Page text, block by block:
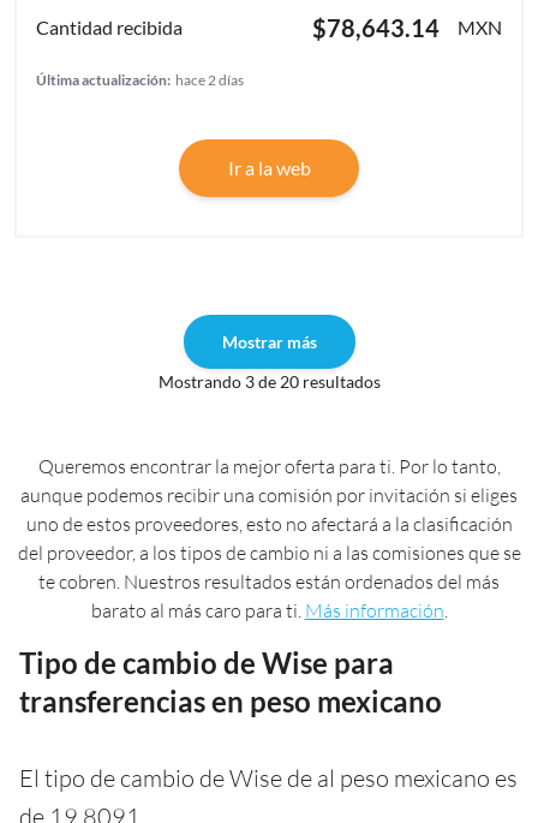
$78,643.14 MXN
Última actualización: hace 2 días
Ir a la web
Mostrar más
Mostrando 3 de 20 resultados
Queremos encontrar la mejor oferta para ti. Por lo tanto,
aunque podemos recibir una comisión por invitación si eliges
uno de estos proveedores, esto no afectará a la clasificación
del proveedor, a los tipos de cambio ni a las comisiones que se
te cobren. Nuestros resultados están ordenados del más
barato al más caro para ti. Más información
Tipo de cambio de Wise para
transferencias en peso mexicano
El tipo de cambio de Wise de al peso mexicano es
de 19,8091.